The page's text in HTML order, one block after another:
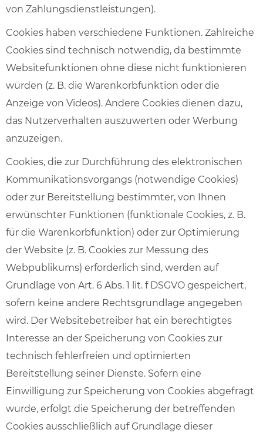
von Zahlungsdienstleistungen).
Cookies haben verschiedene Funktionen. Zahlreiche
Cookies sind technisch notwendig, da bestimmte
Websitefunktionen ohne diese nicht funktionieren
würden (z. B. die Warenkorbfunktion oder die
Anzeige von Videos). Andere Cookies dienen dazu,
das Nutzerverhalten auszuwerten oder Werbung
anzuzeigen.
Cookies, die zur Durchführung des elektronischen
Kommunikationsvorgangs (notwendige Cookies)
oder zur Bereitstellung bestimmter, von Ihnen
erwünschter Funktionen (funktionale Cookies, z. B.
für die Warenkorbfunktion) oder zur Optimierung
der Website (z. B. Cookies zur Messung des
Webpublikums) erforderlich sind, werden auf
Grundlage von Art. 6 Abs. 1 lit. f DSGVO gespeichert,
sofern keine andere Rechtsgrundlage angegeben
wird. Der Websitebetreiber hat ein berechtigtes
Interesse an der Speicherung von Cookies zur
technisch fehlerfreien und optimierten
Bereitstellung seiner Dienste. Sofern eine
Einwilligung zur Speicherung von Cookies abgefragt
wurde, erfolgt die Speicherung der betreffenden
Cookies ausschließlich auf Grundlage dieser